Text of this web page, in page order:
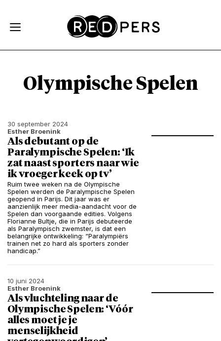
Olympische Spelen
30 september 2024
Esther Broenink
Als debutant op de
Paralympische Spelen: ‘Ik
zat naast sporters naar wie
ik vroeger keek op tv’
Ruim twee weken na de Olympische
Spelen werden de Paralympische Spelen
geopend in Parijs. Dit jaar was er
aanzienlijk meer media-aandacht voor de
Spelen dan voorgaande edities. Volgens
Florianne Bultje, die in Parijs debuteerde
als Paralympisch zwemster, is dat een
belangrijke ontwikkeling: “Paralympiërs
trainen net zo hard als sporters zonder
handicap.”
10 juni 2024
Esther Broenink
Als vluchteling naar de
Olympische Spelen: ‘Vóór
alles moet je je
menselijkheid